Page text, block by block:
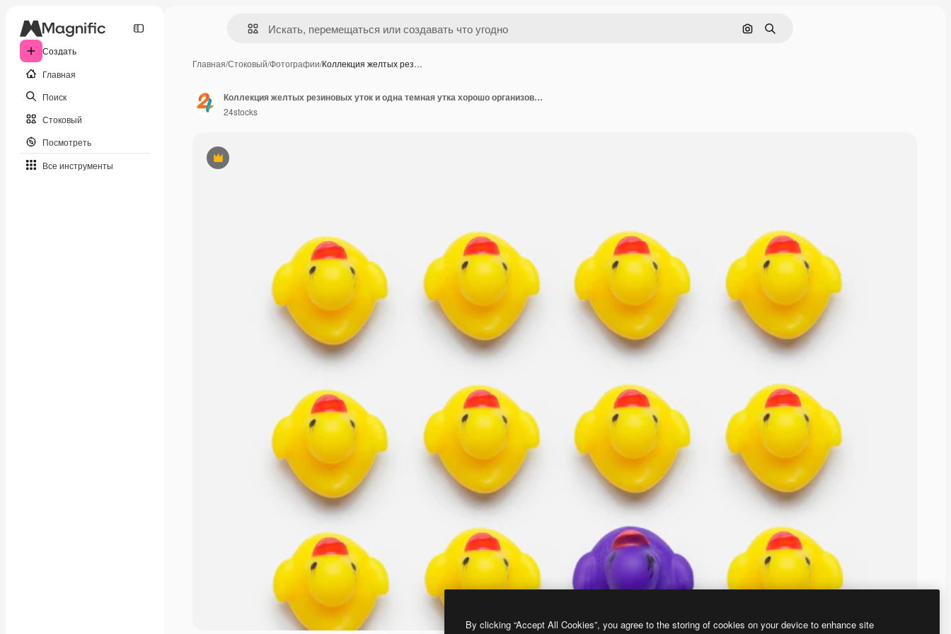
Создать
Главная
Поиск
Стоковый
Посмотреть
Все инструменты
Поиск по изображению
Поиск
Главная/Стоковый/Фотографии/Коллекция желтых рез…
Премиум
Коллекция желтых резиновых уток и одна темная утка хорошо организованы на белом фоне над видом
24stocks
By clicking “Accept All Cookies”, you agree to the storing of cookies on your device to enhance site